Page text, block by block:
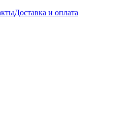
Доставка и оплата